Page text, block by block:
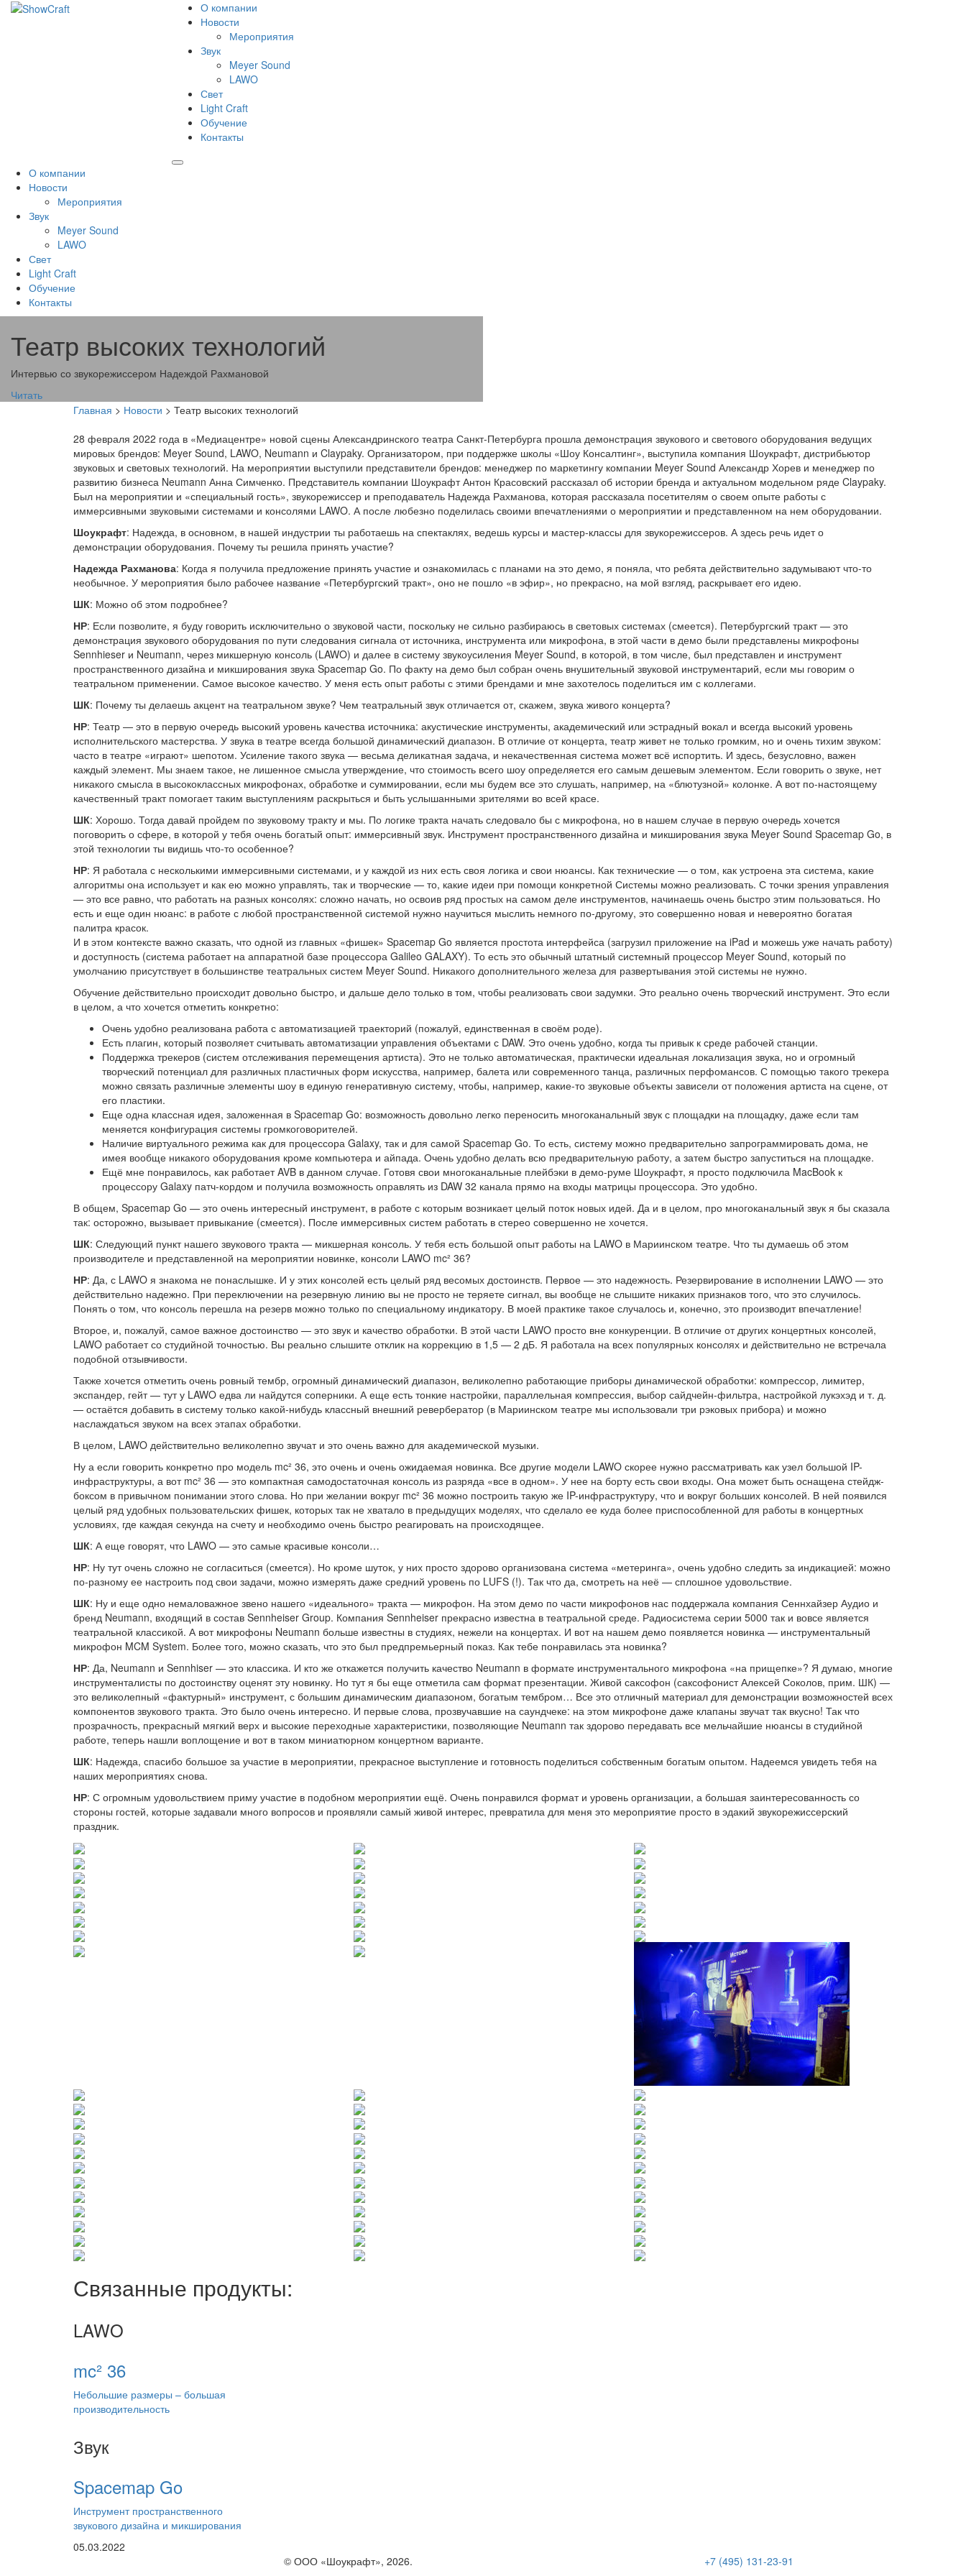
О компании
Новости
Мероприятия
Звук
Meyer Sound
LAWO
Свет
Light Craft
Обучение
Контакты
О компании
Новости
Мероприятия
Звук
Meyer Sound
LAWO
Свет
Light Craft
Обучение
Контакты
Театр высоких технологий
Интервью со звукорежиссером Надеждой Рахмановой
Читать
Главная > Новости > Театр высоких технологий
28 февраля 2022 года в «Медиацентре» новой сцены Александринского театра Санкт-Петербурга прошла демонстрация звукового и светового оборудования ведущих
мировых брендов: Meyer Sound, LAWO, Neumann и Claypaky. Организатором, при поддержке школы «Шоу Консалтинг», выступила компания Шоукрафт, дистрибьютор
звуковых и световых технологий. На мероприятии выступили представители брендов: менеджер по маркетингу компании Meyer Sound Александр Хорев и менеджер по
развитию бизнеса Neumann Анна Симченко. Представитель компании Шоукрафт Антон Красовский рассказал об истории бренда и актуальном модельном ряде Claypaky.
Был на мероприятии и «специальный гость», звукорежиссер и преподаватель Надежда Рахманова, которая рассказала посетителям о своем опыте работы с
иммерсивными звуковыми системами и консолями LAWO. А после любезно поделилась своими впечатлениями о мероприятии и представленном на нем оборудовании.
Шоукрафт: Надежда, в основном, в нашей индустрии ты работаешь на спектаклях, ведешь курсы и мастер-классы для звукорежиссеров. А здесь речь идет о
демонстрации оборудования. Почему ты решила принять участие?
Надежда Рахманова: Когда я получила предложение принять участие и ознакомилась с планами на это демо, я поняла, что ребята действительно задумывают что-то
необычное. У мероприятия было рабочее название «Петербургский тракт», оно не пошло «в эфир», но прекрасно, на мой взгляд, раскрывает его идею.
ШК: Можно об этом подробнее?
НР: Если позволите, я буду говорить исключительно о звуковой части, поскольку не сильно разбираюсь в световых системах (смеется). Петербургский тракт — это
демонстрация звукового оборудования по пути следования сигнала от источника, инструмента или микрофона, в этой части в демо были представлены микрофоны
Sennhieser и Neumann, через микшерную консоль (LAWO) и далее в систему звукоусиления Meyer Sound, в которой, в том числе, был представлен и инструмент
пространственного дизайна и микширования звука Spacemap Go. По факту на демо был собран очень внушительный звуковой инструментарий, если мы говорим о
театральном применении. Самое высокое качество. У меня есть опыт работы с этими брендами и мне захотелось поделиться им с коллегами.
ШК: Почему ты делаешь акцент на театральном звуке? Чем театральный звук отличается от, скажем, звука живого концерта?
НР: Театр — это в первую очередь высокий уровень качества источника: акустические инструменты, академический или эстрадный вокал и всегда высокий уровень
исполнительского мастерства. У звука в театре всегда большой динамический диапазон. В отличие от концерта, театр живет не только громким, но и очень тихим звуком:
часто в театре «играют» шепотом. Усиление такого звука — весьма деликатная задача, и некачественная система может всё испортить. И здесь, безусловно, важен
каждый элемент. Мы знаем такое, не лишенное смысла утверждение, что стоимость всего шоу определяется его самым дешевым элементом. Если говорить о звуке, нет
никакого смысла в высококлассных микрофонах, обработке и суммировании, если мы будем все это слушать, например, на «блютузной» колонке. А вот по-настоящему
качественный тракт помогает таким выступлениям раскрыться и быть услышанными зрителями во всей красе.
ШК: Хорошо. Тогда давай пройдем по звуковому тракту и мы. По логике тракта начать следовало бы с микрофона, но в нашем случае в первую очередь хочется
поговорить о сфере, в которой у тебя очень богатый опыт: иммерсивный звук. Инструмент пространственного дизайна и микширования звука Meyer Sound Spacemap Go, в
этой технологии ты видишь что-то особенное?
НР: Я работала с несколькими иммерсивными системами, и у каждой из них есть своя логика и свои нюансы. Как технические — о том, как устроена эта система, какие
алгоритмы она использует и как ею можно управлять, так и творческие — то, какие идеи при помощи конкретной Системы можно реализовать. С точки зрения управления
— это все равно, что работать на разных консолях: сложно начать, но освоив ряд простых на самом деле инструментов, начинаешь очень быстро этим пользоваться. Но
есть и еще один нюанс: в работе с любой пространственной системой нужно научиться мыслить немного по-другому, это совершенно новая и невероятно богатая
палитра красок.
И в этом контексте важно сказать, что одной из главных «фишек» Spacemap Go является простота интерфейса (загрузил приложение на iPad и можешь уже начать работу)
и доступность (система работает на аппаратной базе процессора Galileo GALAXY). То есть это обычный штатный системный процессор Meyer Sound, который по
умолчанию присутствует в большинстве театральных систем Meyer Sound. Никакого дополнительного железа для развертывания этой системы не нужно.
Обучение действительно происходит довольно быстро, и дальше дело только в том, чтобы реализовать свои задумки. Это реально очень творческий инструмент. Это если
в целом, а что хочется отметить конкретно:
Очень удобно реализована работа с автоматизацией траекторий (пожалуй, единственная в своём роде).
Есть плагин, который позволяет считывать автоматизации управления объектами с DAW. Это очень удобно, когда ты привык к среде рабочей станции.
Поддержка трекеров (систем отслеживания перемещения артиста). Это не только автоматическая, практически идеальная локализация звука, но и огромный
творческий потенциал для различных пластичных форм искусства, например, балета или современного танца, различных перфомансов. С помощью такого трекера
можно связать различные элементы шоу в единую генеративную систему, чтобы, например, какие-то звуковые объекты зависели от положения артиста на сцене, от
его пластики.
Еще одна классная идея, заложенная в Spacemap Go: возможность довольно легко переносить многоканальный звук с площадки на площадку, даже если там
меняется конфигурация системы громкоговорителей.
Наличие виртуального режима как для процессора Galaxy, так и для самой Spacemap Go. То есть, систему можно предварительно запрограммировать дома, не
имея вообще никакого оборудования кроме компьютера и айпада. Очень удобно делать всю предварительную работу, а затем быстро запуститься на площадке.
Ещё мне понравилось, как работает AVB в данном случае. Готовя свои многоканальные плейбэки в демо-руме Шоукрафт, я просто подключила MacBook к
процессору Galaxy патч-кордом и получила возможность оправлять из DAW 32 канала прямо на входы матрицы процессора. Это удобно.
В общем, Spacemap Go — это очень интересный инструмент, в работе с которым возникает целый поток новых идей. Да и в целом, про многоканальный звук я бы сказала
так: осторожно, вызывает привыкание (смеется). После иммерсивных систем работать в стерео совершенно не хочется.
ШК: Следующий пункт нашего звукового тракта — микшерная консоль. У тебя есть большой опыт работы на LAWO в Мариинском театре. Что ты думаешь об этом
производителе и представленной на мероприятии новинке, консоли LAWO mc² 36?
НР: Да, с LAWO я знакома не понаслышке. И у этих консолей есть целый ряд весомых достоинств. Первое — это надежность. Резервирование в исполнении LAWO — это
действительно надежно. При переключении на резервную линию вы не просто не теряете сигнал, вы вообще не слышите никаких признаков того, что это случилось.
Понять о том, что консоль перешла на резерв можно только по специальному индикатору. В моей практике такое случалось и, конечно, это производит впечатление!
Второе, и, пожалуй, самое важное достоинство — это звук и качество обработки. В этой части LAWO просто вне конкуренции. В отличие от других концертных консолей,
LAWO работает со студийной точностью. Вы реально слышите отклик на коррекцию в 1,5 — 2 дБ. Я работала на всех популярных консолях и действительно не встречала
подобной отзывчивости.
Также хочется отметить очень ровный тембр, огромный динамический диапазон, великолепно работающие приборы динамической обработки: компрессор, лимитер,
экспандер, гейт — тут у LAWO едва ли найдутся соперники. А еще есть тонкие настройки, параллельная компрессия, выбор сайдчейн-фильтра, настройкой лукэхэд и т. д.
— остаётся добавить в систему только какой-нибудь классный внешний ревербератор (в Мариинском театре мы использовали три рэковых прибора) и можно
наслаждаться звуком на всех этапах обработки.
В целом, LAWO действительно великолепно звучат и это очень важно для академической музыки.
Ну а если говорить конкретно про модель mc² 36, это очень и очень ожидаемая новинка. Все другие модели LAWO скорее нужно рассматривать как узел большой IP-
инфраструктуры, а вот mc² 36 — это компактная самодостаточная консоль из разряда «все в одном». У нее на борту есть свои входы. Она может быть оснащена стейдж-
боксом в привычном понимании этого слова. Но при желании вокруг mc² 36 можно построить такую же IP-инфраструктуру, что и вокруг больших консолей. В ней появился
целый ряд удобных пользовательских фишек, которых так не хватало в предыдущих моделях, что сделало ее куда более приспособленной для работы в концертных
условиях, где каждая секунда на счету и необходимо очень быстро реагировать на происходящее.
ШК: А еще говорят, что LAWO — это самые красивые консоли…
НР: Ну тут очень сложно не согласиться (смеется). Но кроме шуток, у них просто здорово организована система «метеринга», очень удобно следить за индикацией: можно
по-разному ее настроить под свои задачи, можно измерять даже средний уровень по LUFS (!). Так что да, смотреть на неё — сплошное удовольствие.
ШК: Ну и еще одно немаловажное звено нашего «идеального» тракта — микрофон. На этом демо по части микрофонов нас поддержала компания Сеннхайзер Аудио и
бренд Neumann, входящий в состав Sennheiser Group. Компания Sennheiser прекрасно известна в театральной среде. Радиосистема серии 5000 так и вовсе является
театральной классикой. А вот микрофоны Neumann больше известны в студиях, нежели на концертах. И вот на нашем демо появляется новинка — инструментальный
микрофон MCM System. Более того, можно сказать, что это был предпремьерный показ. Как тебе понравилась эта новинка?
НР: Да, Neumann и Sennhiser — это классика. И кто же откажется получить качество Neumann в формате инструментального микрофона «на прищепке»? Я думаю, многие
инструменталисты по достоинству оценят эту новинку. Но тут я бы еще отметила сам формат презентации. Живой саксофон (саксофонист Алексей Соколов, прим. ШК) —
это великолепный «фактурный» инструмент, с большим динамическим диапазоном, богатым тембром… Все это отличный материал для демонстрации возможностей всех
компонентов звукового тракта. Это было очень интересно. И первые слова, прозвучавшие на саундчеке: на этом микрофоне даже клапаны звучат так вкусно! Так что
прозрачность, прекрасный мягкий верх и высокие переходные характеристики, позволяющие Neumann так здорово передавать все мельчайшие нюансы в студийной
работе, теперь нашли воплощение и вот в таком миниатюрном концертном варианте.
ШК: Надежда, спасибо большое за участие в мероприятии, прекрасное выступление и готовность поделиться собственным богатым опытом. Надеемся увидеть тебя на
наших мероприятиях снова.
НР: С огромным удовольствием приму участие в подобном мероприятии ещё. Очень понравился формат и уровень организации, а большая заинтересованность со
стороны гостей, которые задавали много вопросов и проявляли самый живой интерес, превратила для меня это мероприятие просто в эдакий звукорежиссерский
праздник.
Связанные продукты:
LAWO
mc² 36
Небольшие размеры – большая
производительность
Звук
Spacemap Go
Инструмент пространственного
звукового дизайна и микширования
05.03.2022
© ООО «Шоукрафт», 2026.
+7 (495) 131-23-91